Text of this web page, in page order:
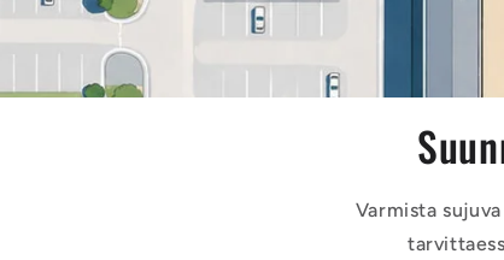
Varmista